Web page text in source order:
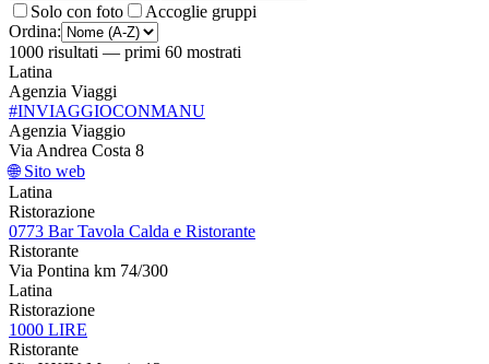
Solo con foto
Accoglie gruppi
Ordina:
1000 risultati — primi 60 mostrati
Latina
Agenzia Viaggi
#INVIAGGIOCONMANU
Agenzia Viaggio
Via Andrea Costa 8
🌐 Sito web
Latina
Ristorazione
0773 Bar Tavola Calda e Ristorante
Ristorante
Via Pontina km 74/300
Latina
Ristorazione
1000 LIRE
Ristorante